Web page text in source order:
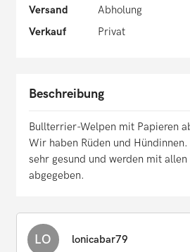
Versand
Abholung
Verkauf
Privat
Beschreibung
Bullterrier-Welpen mit Papieren
Wir haben Rüden und
sehr gesund und werden mit allen
abgegeben.
LO lonicabar79